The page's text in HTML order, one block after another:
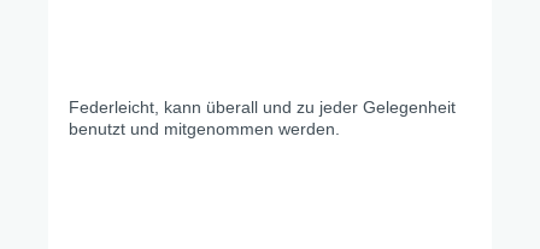
Federleicht, kann überall und zu jeder Gelegenheit
benutzt und mitgenommen werden.